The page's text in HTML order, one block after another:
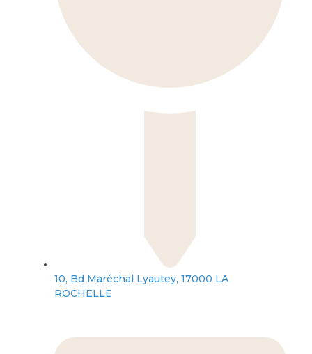
10, Bd Maréchal Lyautey, 17000 LA
ROCHELLE